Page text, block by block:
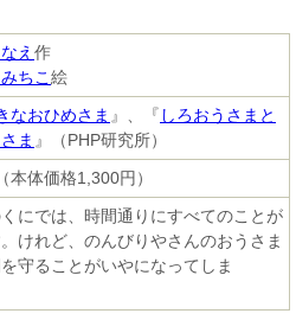
え 作
ちこ 絵
なおひめさま 』、『 しろおうさまと
ま 』（PHP研究所）
本体価格1,300円）
にでは、時間通りにすべてのことが
けれど、のんびりやさんのおうさま
守ることがいやになってしま